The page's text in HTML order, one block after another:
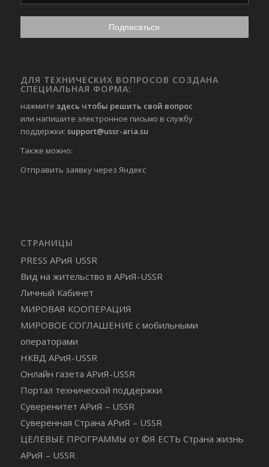
ДЛЯ ТЕХНИЧЕСКИХ ВОПРОСОВ СОЗДАНА
СПЕЦИАЛЬНАЯ ФОРМА:
нажмите здесь чтобы решить свой вопрос
или напишите электронное письмо в службу
поддержки: support@ussr-aria.su
Также можно:
Отправить заявку через Яндекс
СТРАНИЦЫ
PRESS АРиЯ USSR
Вид на жительство в АРиЯ-USSR
Личный Кабинет
МИРОВАЯ КООПЕРАЦИЯ
МИРОВОЕ СОГЛАШЕНИЕ с мобильными
операторами
НКВД АРиЯ-USSR
Онлайн газета АРиЯ-USSR
Портал технической поддержки
Суверенитет АРиЯ – USSR
Суверенная Страна АРиЯ – USSR
ЦЕЛЕВЫЕ ПРОГРАММЫ от ©Я ЕСТЬ Страна жизнь
АРиЯ – USSR